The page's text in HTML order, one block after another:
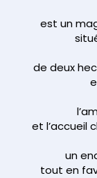
est un
de deux
et l’accueil
un
tout en